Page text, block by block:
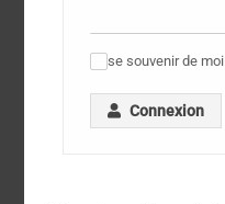
se souvenir de moi
Connexion